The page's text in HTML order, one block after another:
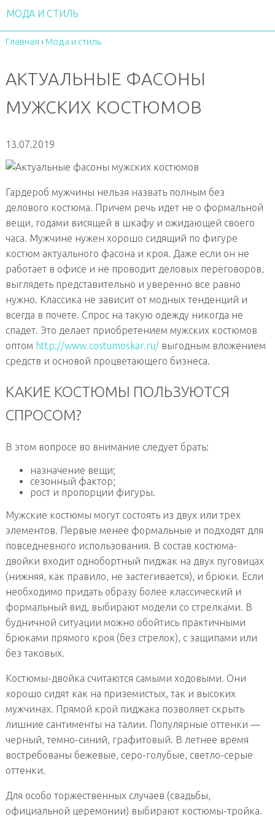
МОДА И СТИЛЬ
Главная › Мода и стиль
АКТУАЛЬНЫЕ ФАСОНЫ
МУЖСКИХ КОСТЮМОВ
13.07.2019
Гардероб мужчины нельзя назвать полным без
делового костюма. Причем речь идет не о формальной
вещи, годами висящей в шкафу и ожидающей своего
часа. Мужчине нужен хорошо сидящий по фигуре
костюм актуального фасона и кроя. Даже если он не
работает в офисе и не проводит деловых переговоров,
выглядеть представительно и уверенно все равно
нужно. Классика не зависит от модных тенденций и
всегда в почете. Спрос на такую одежду никогда не
спадет. Это делает приобретением мужских костюмов
оптом http://www.costumoskar.ru/выгодным вложением
средств и основой процветающего бизнеса.
КАКИЕ КОСТЮМЫ ПОЛЬЗУЮТСЯ
СПРОСОМ?
В этом вопросе во внимание следует брать:
назначение вещи;
сезонный фактор;
рост и пропорции фигуры.
Мужские костюмы могут состоять из двух или трех
элементов. Первые менее формальные и подходят для
повседневного использования. В состав костюма-
двойки входит однобортный пиджак на двух пуговицах
(нижняя, как правило, не застегивается), и брюки. Если
необходимо придать образу более классический и
формальный вид, выбирают модели со стрелками. В
будничной ситуации можно обойтись практичными
брюками прямого кроя (без стрелок), с защипами или
без таковых.
Костюмы-двойка считаются самыми ходовыми. Они
хорошо сидят как на приземистых, так и высоких
мужчинах. Прямой крой пиджака позволяет скрыть
лишние сантименты на талии. Популярные оттенки —
черный, темно-синий, графитовый. В летнее время
востребованы бежевые, серо-голубые, светло-серые
оттенки.
Для особо торжественных случаев (свадьбы,
официальной церемонии) выбирают костюмы-тройка.